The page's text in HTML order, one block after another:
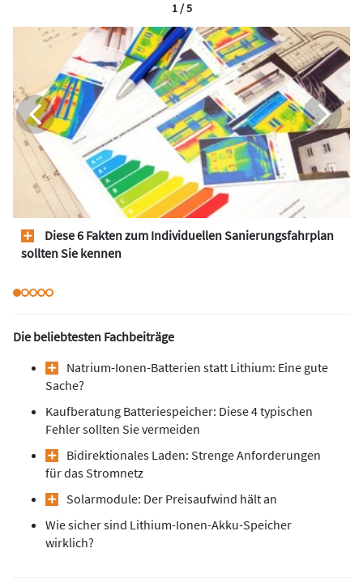
Diese 6 Fakten zum Individuellen Sanierungsfahrplan
sollten Sie kennen
1 / 5
Die beliebtesten Fachbeiträge
Natrium-Ionen-Batterien statt Lithium: Eine gute
Sache?
Kaufberatung Batteriespeicher: Diese 4 typischen
Fehler sollten Sie vermeiden
Bidirektionales Laden: Strenge Anforderungen
für das Stromnetz
Solarmodule: Der Preisaufwind hält an
Wie sicher sind Lithium-Ionen-Akku-Speicher
wirklich?